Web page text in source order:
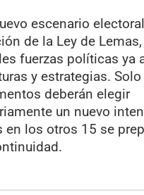
escenario
de la Ley de
fuerzas políticas ya
y estrategias.
deberán elegir
un nuevo
en los otros 15 se